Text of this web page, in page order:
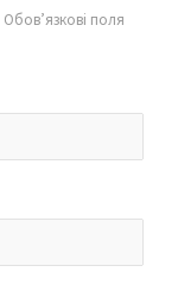
Обов’язкові поля